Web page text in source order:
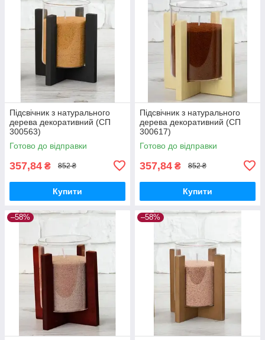
Підсвічник з натурального
дерева декоративний (СП
300563)
Готово до відправки
357,84 ₴ 852 ₴
Купити
Підсвічник з натурального
дерева декоративний (СП
300617)
Готово до відправки
357,84 ₴ 852 ₴
Купити
–58% –58%